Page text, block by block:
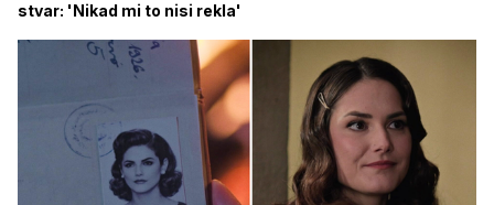
stvar: 'Nikad mi to nisi rekla'